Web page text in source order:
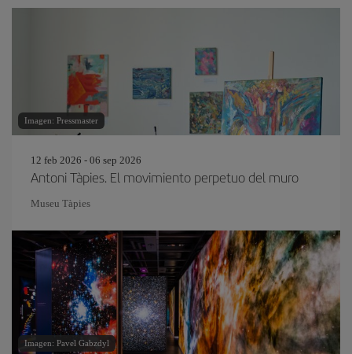
Imagen: Pressmaster
12 feb 2026 - 06 sep 2026
Antoni Tàpies. El movimiento perpetuo del muro
Museu Tàpies
Imagen: Pavel Gabzdyl